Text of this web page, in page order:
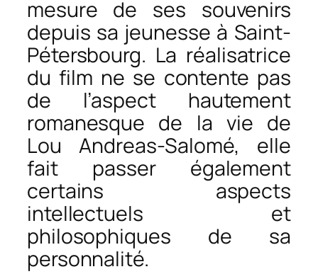
mesure de ses souvenirs
depuis sa jeunesse à Saint-
Pétersbourg. La réalisatrice
du film ne se contente pas
de l’aspect hautement
romanesque de la vie de
Lou Andreas-Salomé, elle
fait passer également
certains aspects
intellectuels et
philosophiques de sa
personnalité.